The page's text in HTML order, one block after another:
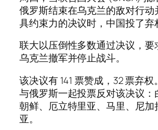
俄罗斯结束在乌克兰的敌对行动
具约束力的决议时，中国投了弃
联大以压倒性多数通过决议，要
乌克兰撤军并停止战斗。
该决议有 141 票赞成，32 票弃
与俄罗斯一起投票反对该决议：
朝鲜、厄立特里亚、马里、尼加
亚。